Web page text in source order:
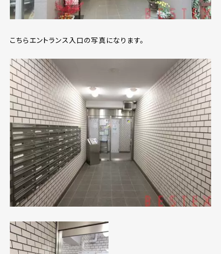
こちらエントランス入口の写真になります。